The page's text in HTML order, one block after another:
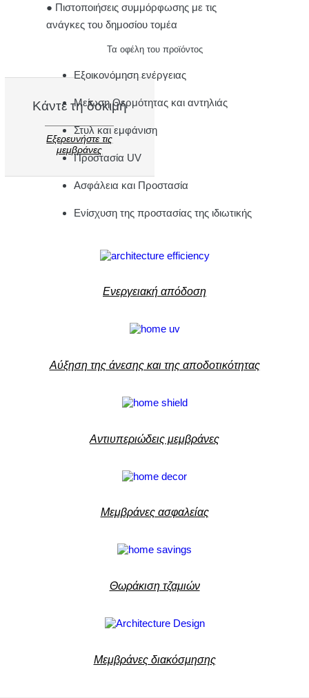
● Πιστοποιήσεις συμμόρφωσης με τις
ανάγκες του δημοσίου τομέα
Τα οφέλη του προϊόντος
Εξοικονόμηση ενέργειας
Μείωση Θερμότητας και αντηλιάς
Στυλ και εμφάνιση
Προστασία UV
Ασφάλεια και Προστασία
Ενίσχυση της προστασίας της ιδιωτικής
Κάντε τη δοκιμή
Εξερευνήστε τις
μεμβράνες
Ενεργειακή απόδοση
Αύξηση της άνεσης και της αποδοτικότητας
Αντιυπεριώδεις μεμβράνες
Μεμβράνες ασφαλείας
Θωράκιση τζαμιών
Μεμβράνες διακόσμησης